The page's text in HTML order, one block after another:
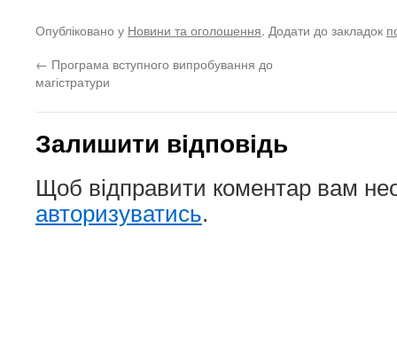
Опубліковано у Новини та оголошення. Додати до закладок
← Програма вступного випробування до
магістратури
Залишити відповідь
Щоб відправити коментар вам
авторизуватись.